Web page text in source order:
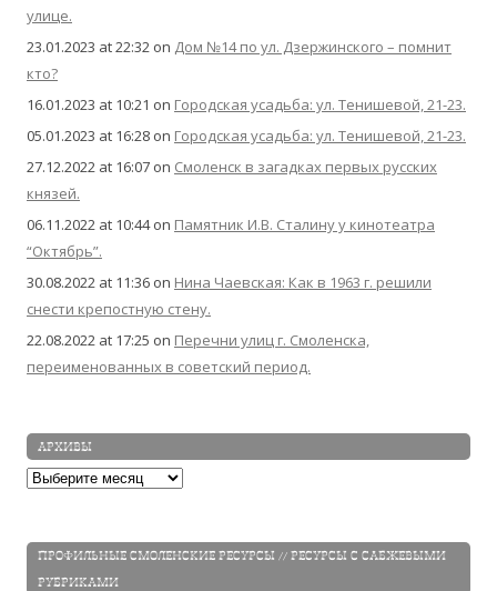
улице.
23.01.2023 at 22:32 on Дом №14 по ул. Дзержинского – помнит
кто?
16.01.2023 at 10:21 on Городская усадьба: ул. Тенишевой, 21-23.
05.01.2023 at 16:28 on Городская усадьба: ул. Тенишевой, 21-23.
27.12.2022 at 16:07 on Смоленск в загадках первых русских
князей.
06.11.2022 at 10:44on Памятник И.В. Сталину у кинотеатра
“Октябрь”.
30.08.2022 at 11:36 on Нина Чаевская: Как в 1963 г. решили
снести крепостную стену.
22.08.2022 at 17:25 on Перечни улиц г. Смоленска,
переименованных в советский период.
АРХИВЫ
Архивы
ПРОФИЛЬНЫЕ СМОЛЕНСКИЕ РЕСУРСЫ // РЕСУРСЫ С САБЖЕВЫМИ
РУБРИКАМИ